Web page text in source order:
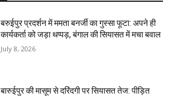
बरुईपुर प्रदर्शन में ममता बनर्जी का गुस्सा फूटा: अपने ही
कार्यकर्ता को जड़ा थप्पड़, बंगाल की सियासत में मचा बवाल
July 8, 2026
बारुईपुर की मासूम से दरिंदगी पर सियासत तेज: पीड़ित